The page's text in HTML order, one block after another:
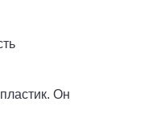
Он